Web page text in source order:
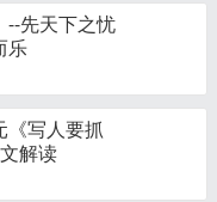
--先天下之忧
乐
《写人要抓
解读